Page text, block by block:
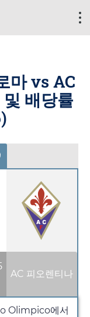
마 vs AC
배당률
)
AC 피오렌티나
Olimpico에서